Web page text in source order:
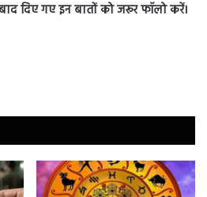
दिए गए इन बातों को जरूर फॉलो करें।